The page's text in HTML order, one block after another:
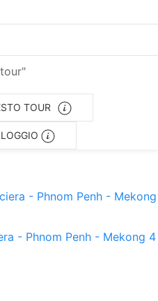
TOUR
- Phnom Penh - Mekong 4